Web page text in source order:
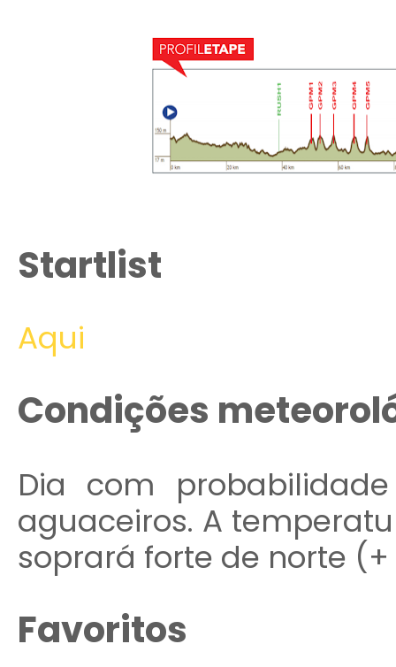
Startlist
Aqui
Condições
Dia com
aguaceiros. A
soprará forte de norte
Favoritos